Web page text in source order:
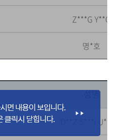
Z***G Y**G
명*호
성명
D**Z S***I